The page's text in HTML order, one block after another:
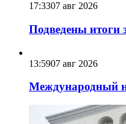
17:3307 авг 2026
Подведены итоги
13:5907 авг 2026
Международный